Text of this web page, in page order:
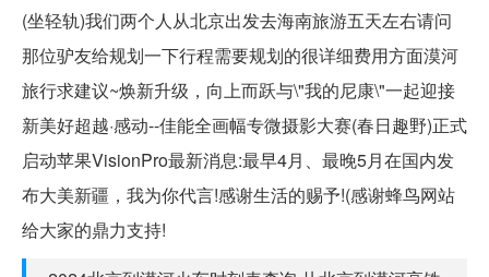
(坐轻轨)我们两个人从北京出发去海南旅游五天左右请问
那位驴友给规划一下行程需要规划的很详细费用方面漠河
旅行求建议~焕新升级，向上而跃与\"我的尼康\"一起迎接
新美好超越·感动--佳能全画幅专微摄影大赛(春日趣野)正式
启动苹果VisionPro最新消息:最早4月、最晚5月在国内发
布大美新疆，我为你代言!感谢生活的赐予!(感谢蜂鸟网站
给大家的鼎力支持!